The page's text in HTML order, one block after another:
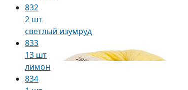
832
2 шт
светлый изумруд
833
13 шт
лимон
834